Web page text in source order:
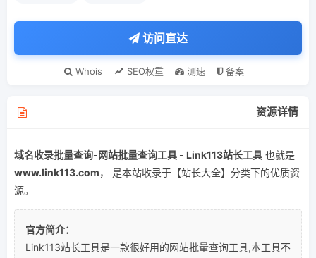
访问直达
Whois SEO权重 测速 备案
资源详情
域名收录批量查询-网站批量查询工具 - Link113站长工具 也就是
www.link113.com， 是本站收录于【站长大全】分类下的优质资
源。
官方简介：
Link113站长工具是一款很好用的网站批量查询工具,本工具不